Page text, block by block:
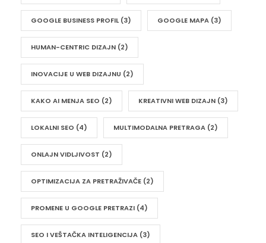
GOOGLE BUSINESS PROFIL (3) GOOGLE MAPA (3)
HUMAN-CENTRIC DIZAJN (2)
INOVACIJE U WEB DIZAJNU (2)
KAKO AI MENJA SEO (2) KREATIVNI WEB DIZAJN (3)
LOKALNI SEO (4) MULTIMODALNA PRETRAGA (2)
ONLAJN VIDLJIVOST (2)
OPTIMIZACIJA ZA PRETRAŽIVAČE (2)
PROMENE U GOOGLE PRETRAZI (4)
SEO I VEŠTAČKA INTELIGENCIJA (3)